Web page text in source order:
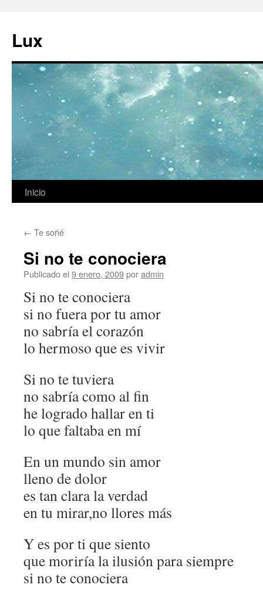
contenido
Lux
Inicio
← Te soñé
Si no te conociera
Publicado el 9 enero, 2009poradmin
Si no te conociera
si no fuera por tu amor
no sabría el corazón
lo hermoso que es vivir
Si no te tuviera
no sabría como al fin
he logrado hallar en ti
lo que faltaba en mí
En un mundo sin amor
lleno de dolor
es tan clara la verdad
en tu mirar,no llores más
Y es por ti que siento
que moriría la ilusión para siempre
si no te conociera